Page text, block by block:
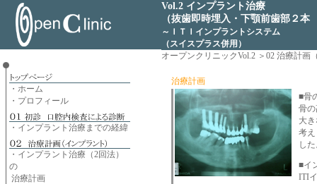
・ホーム
・プロフィール
・インプラント治療までの経緯
・インプラント治療（2回法）
の
治療計画
Vol.2 インプラント治療
（抜歯即時埋入・下顎前歯部２本
～ＩＴＩインプラントシステム
（スイスプラス併用）
オープンクリニックVol.2 ＞ 02 治療計画
治療計画
■骨
骨
大
考
し
■イ
ITI